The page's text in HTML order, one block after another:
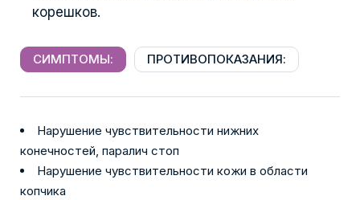
корешков.
СИМПТОМЫ: ПРОТИВОПОКАЗАНИЯ:
Нарушение чувствительности нижних
конечностей, паралич стоп
Нарушение чувствительности кожи в области
копчика